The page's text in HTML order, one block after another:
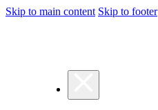
Skip to main content Skip to footer